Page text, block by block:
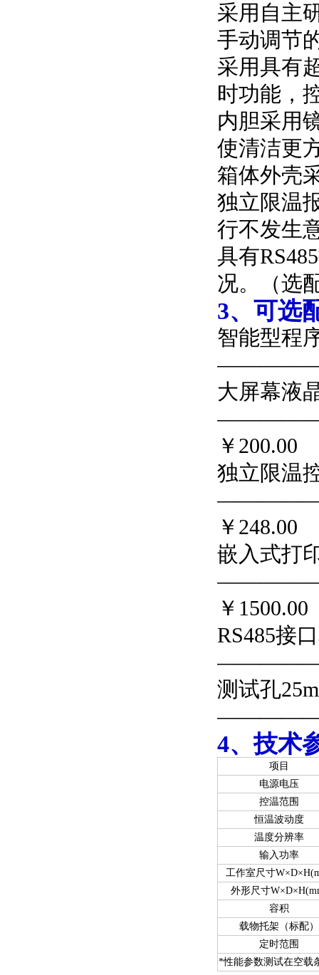
采用自主
手动调节
采用具有
时功能，
内胆采用
使清洁更
箱体外壳
独立限温
行不发生
具有
况。（选
3、可选
智能型程
大屏幕液
￥200.00
独立限温
￥248.00
嵌入式打
￥1500.00
RS485接
测试孔
4、技术
项目
电源电压
控温范围
恒温波动度
温度分辨率
输入功率
工作室尺寸
外形尺寸
容积
载物托架（标配）
定时范围
*性能参数测试在空载